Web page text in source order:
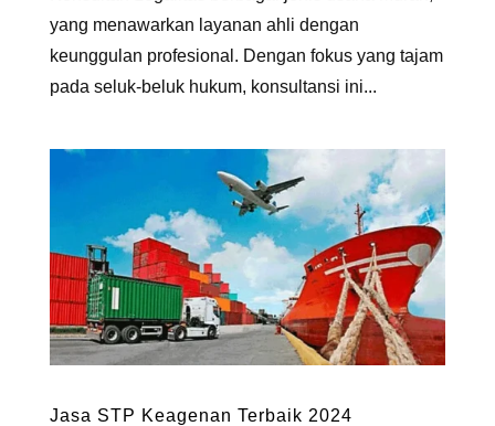
yang menawarkan layanan ahli dengan
keunggulan profesional. Dengan fokus yang tajam
pada seluk-beluk hukum, konsultansi ini...
Jasa STP Keagenan Terbaik 2024